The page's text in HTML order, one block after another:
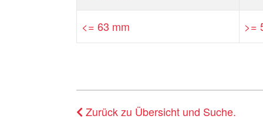
<= 63 mm >=
Zurück zu Übersicht und Suche.